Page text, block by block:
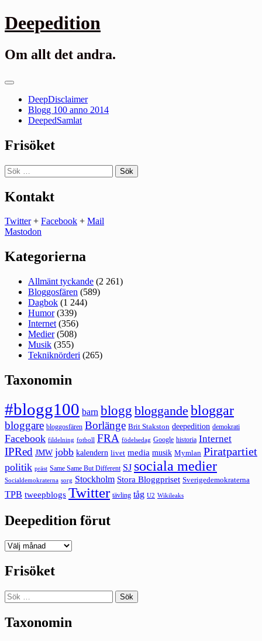
Gå
till
Deepedition
Om allt det andra.
Primär
DeepDisclaimer
Blogg 100 anno 2014
DeepedSamlat
Frisöket
Sök
efter:
Kontakt
Twitter+ Facebook + Mail
Mastodon
Kategorierna
Allmänt tyckande (2 261)
Bloggosfären (589)
Dagbok (1 244)
Humor(339)
Internet (356)
Medier(508)
Musik (355)
Tekniknörderi (265)
Taxonomin
#blogg100 barn blogg bloggande bloggar
bloggare bloggosfären Borlänge Brit Stakston deepedition demokrati
Facebook fildelning fotboll FRA födelsedag Google historia Internet
IPRed JMW jobb kalendern livet media musik Mymlan Piratpartiet
politik präst Same Same But Different SJ sociala medier
Socialdemokraterna sorg Stockholm Stora Bloggpriset Sverigedemokraterna
TPB tweepblogs Twitter tävling tåg U2 Wikileaks
Deepedition förut
Deepedition
Frisöket
Sök
efter:
Taxonomin